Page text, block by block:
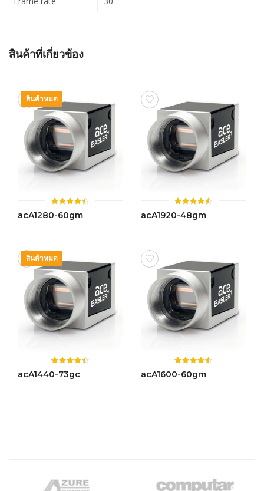
สินค้าที่เกี่ยวข้อง
สินค้าหมด
ให้
คะแนน
acA1280-60gm
ให้
คะแนน
acA1920-48gm
สินค้าหมด
ให้
คะแนน
acA1440-73gc
ให้
คะแนน
acA1600-60gm